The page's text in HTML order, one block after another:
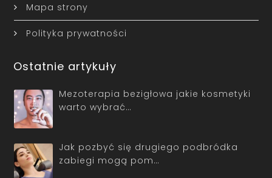
Mapa strony
Polityka prywatności
Ostatnie artykuły
Mezoterapia bezigłowa jakie kosmetyki
warto wybrać…
Jak pozbyć się drugiego podbródka
zabiegi mogą pom…